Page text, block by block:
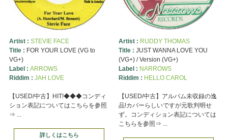
Artist : STEVIE FACE
Title : FOR YOUR LOVE (VG to
VG+)
Label : ARROWS
Riddim : JAH LOVE
【USED/中古】HIT!◆◆◆コンディ
ション表記についてはこちらを参照
⇒ ...
詳しくはこちら
Artist : RUDDY THOMAS
Title : JUST WANNA LOVE YOU
(VG+) / Version (VG+)
Label : NARROWS
Riddim : HELLO CAROL
【USED/中古】アルバム未収録の逸
品!カバーらしいですが元歌判明せ
ず。コンディション表記については
こちらを参照⇒ ...